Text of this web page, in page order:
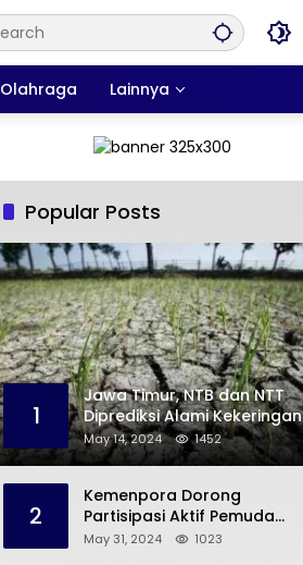
Olahraga Lainnya
Popular Posts
1
Jawa Timur, NTB dan NTT
Diprediksi Alami Kekeringan
Sepanjang Mei
May 14, 2024 1452
2
Kemenpora Dorong
Partisipasi Aktif Pemuda
Melalui Forum Konsultasi
May 31, 2024 1023